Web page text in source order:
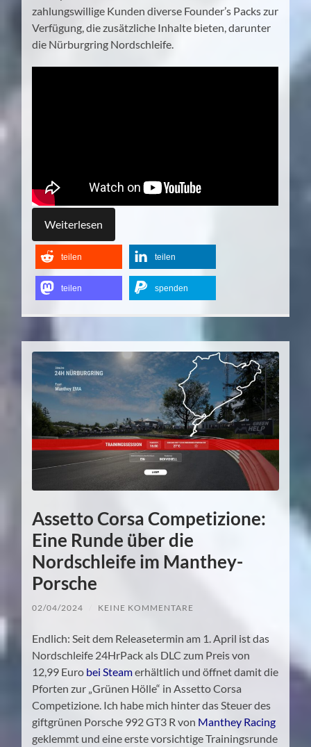
zahlungswillige Kunden diverse Founder’s Packs zur
Verfügung, die zusätzliche Inhalte bieten, darunter
die Nürburgring Nordschleife.
Weiterlesen
teilen teilen
teilen spenden
Assetto Corsa Competizione:
Eine Runde über die
Nordschleife im Manthey-
Porsche
02/04/2024 KEINE KOMMENTARE
Endlich: Seit dem Releasetermin am 1. April ist das
Nordschleife 24HrPack als DLC zum Preis von
12,99 Euro bei Steamerhältlich und öffnet damit die
Pforten zur „Grünen Hölle“ in Assetto Corsa
Competizione. Ich habe mich hinter das Steuer des
giftgrünen Porsche 992 GT3 R von Manthey Racing
geklemmt und eine erste vorsichtige Trainingsrunde